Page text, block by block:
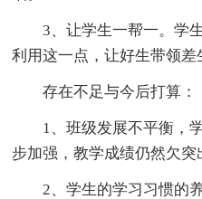
3、让学生一帮一。学生
利用这一点，让好生带领差
存在不足与今后打算：
1、班级发展不平衡，学
步加强，教学成绩仍然欠突
2、学生的学习习惯的养